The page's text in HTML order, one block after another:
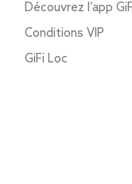
Découvrez l’app
Conditions VIP
GiFi Loc